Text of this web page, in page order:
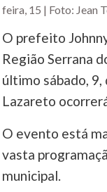
feira, 15 | Foto: Jean
O prefeito
Região Serrana
último sábado, 9,
Lazareto
O evento está
vasta
municipal.